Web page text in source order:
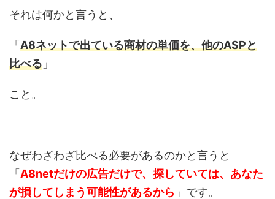
それは何かと言うと、
「 A8ネットで出ている商材の単価を、他のASPと
比べる 」
こと。
なぜわざわざ比べる必要があるのかと言うと
「 A8netだけの広告だけで、探していては、あなた
が損してしまう可能性があるから 」です。